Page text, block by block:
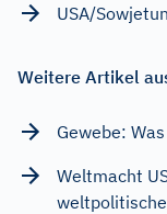
USA/
Weitere Artikel
Gewebe:
Weltmacht
weltpolitische